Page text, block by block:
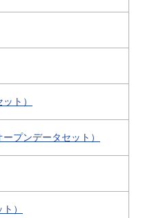
ト）
プンデータセット）
）